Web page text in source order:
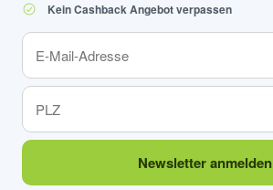
Kein Cashback Angebot verpassen
Newsletter anmelden